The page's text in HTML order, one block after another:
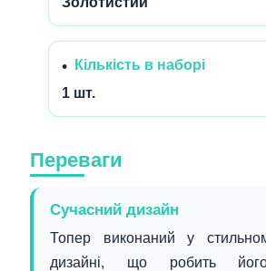
Кількість в наборі
1 шт.
Переваги
Сучасний дизайн
Топер виконаний у
дизайні, що робить